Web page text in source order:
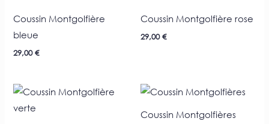
Coussin Montgolfière
bleue
29,00€
Coussin Montgolfière rose
29,00€
Coussin Montgolfières